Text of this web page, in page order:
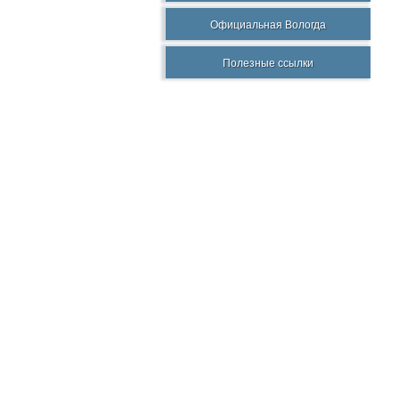
Официальная Вологда
Полезные ссылки